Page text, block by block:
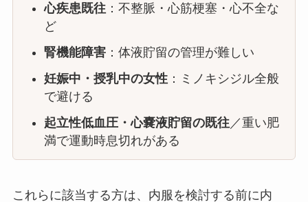
心疾患既往：不整脈・心筋梗塞・心不全な
ど
腎機能障害：体液貯留の管理が難しい
妊娠中・授乳中の女性：ミノキシジル全般
で避ける
起立性低血圧・心嚢液貯留の既往／重い肥
満で運動時息切れがある
これらに該当する方は、内服を検討する前に内